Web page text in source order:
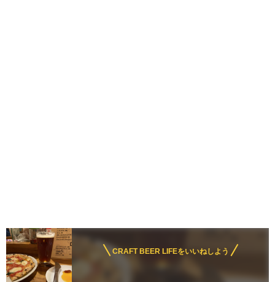
CRAFT BEER LIFEをいいねしよう